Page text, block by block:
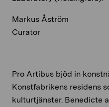
Markus Åström
Curator
Pro Artibus bjöd in
Konstfabrikens residens
kulturtjänster. Benedicte